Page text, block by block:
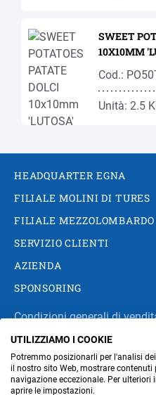
SWEET
10X10MM
Cod.:
Unità: 2.5
HEADQUARTER EGNA
FILIALE MOLINI DI TURES
FILIALE MEZZOLOMBARDO
SERVIZIO CLIENTI
AZIENDA
SPONSORING
Condizioni generali di
Impressum
Modifica
Amministrazione
UTILIZZIAMO I COOKIE
Potremmo posizionarli per l'analisi
il nostro sito Web, mostrare
navigazione eccezionale. Per
aprire le impostazioni.